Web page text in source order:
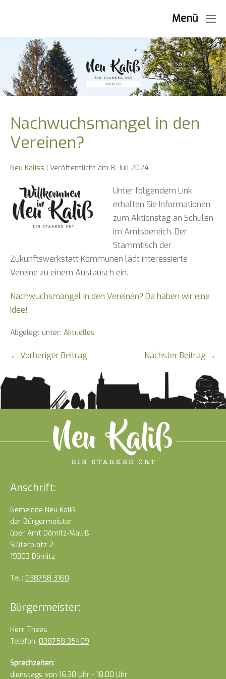
Menü
Nachwuchsmangel in den
Vereinen?
Neu Kaliss | Veröffentlicht am 8. Juli 2024
Unter folgendem Link
erhalten Sie Informationen
zum Aktionstag an Schulen
im Amtsbereich. Der
Stammtisch der
Zukunftswerkstatt Kommunen lädt interessierte
Vereine zu einem Austausch ein.
Nachwuchsmangel in den Vereinen? Da haben wir eine
Idee!
Abgelegt unter: Aktuelles
Beitragsnavigation
← Vorheriger Beitrag Nächster Beitrag →
Anschrift:
Gemeinde Neu Kaliß
der Bürgermeister
über Amt Dömitz-Malliß
Slüterplatz 2
19303 Dömitz
Tel.: 038758 3160
Bürgermeister:
Herr Thees
Telefon: 038758 35409
Sprechzeiten:
dienstags von 16.30 Uhr - 18.00 Uhr